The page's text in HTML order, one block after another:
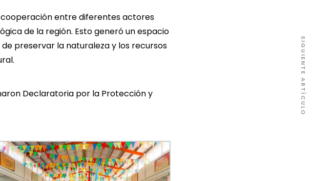
entre diferentes actores
de la región. Esto generó un espacio
preservar la naturaleza y los recursos
Declaratoria por la Protección y
SIGUIENTE ARTÍCULO